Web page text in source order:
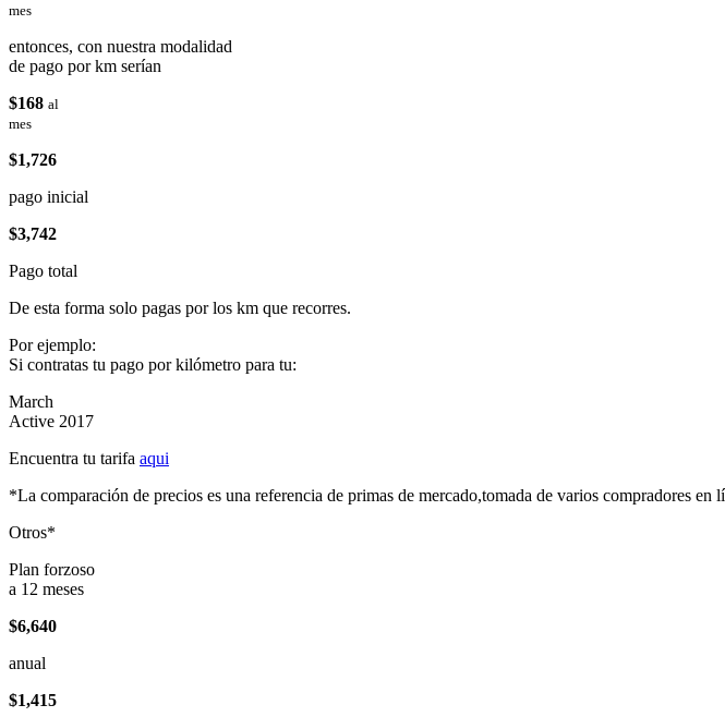
mes
entonces, con nuestra modalidad
de pago por km serían
$168 al
mes
$1,726
pago inicial
$3,742
Pago total
De esta forma solo pagas por los km que recorres.
Por ejemplo:
Si contratas tu pago por kilómetro para tu:
March
Active 2017
Encuentra tu tarifa aqui
*La comparación de precios es una referencia de primas de mercado,tomada de varios compradores en
Otros*
Plan forzoso
a 12 meses
$6,640
anual
$1,415